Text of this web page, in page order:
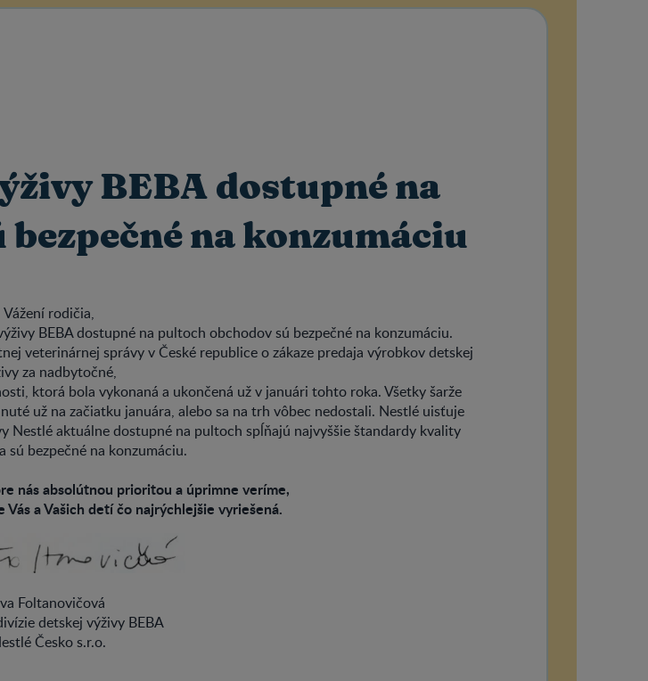
BEBA dostupné na
na konzumáciu
Vážení rodičia,
BEBA dostupné na pultoch obchodov sú bezpečné na konzumáciu.
veterinárnej správy v České republice o zákaze predaja výrobkov detskej
za nadbytočné,
ktorá bola vykonaná a ukončená už v januári tohto roka. Všetky šarže
už na začiatku januára, alebo sa na trh vôbec nedostali. Nestlé uisťuje
Nestlé aktuálne dostupné na pultoch spĺňajú najvyššie štandardy kvality
sú bezpečné na konzumáciu.
nás absolútnou prioritou a úprimne veríme,
a Vašich detí čo najrýchlejšie vyriešená.
Foltanovičová
detskej výživy BEBA
Česko s.r.o.